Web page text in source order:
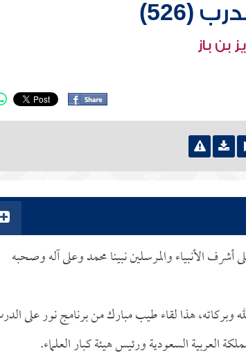
(526)
بن باز
أشرف الأنبياء والمرسلين نبينا محمد وعلى آله وصحبه
وبركاته، هذا لقاء طيب مبارك من برنامج نور على
العربية السعودية ورئيس هيئة كبار العلماء.